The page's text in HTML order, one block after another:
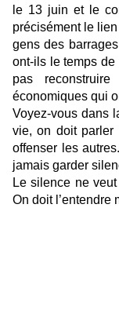
le 13 juin et le
précisément le
gens des
ont-ils le temps
pas
économiques qui
Voyez-vous dans
vie, on doit parler
offenser les
jamais garder
Le silence ne
On doit l’entendre